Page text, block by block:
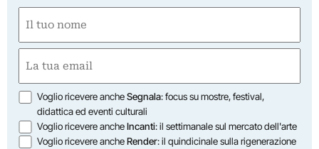
(Obbligatorio)
Nome
(Obbligatorio)
Opzioni
Voglio ricevere ancheSegnala: focus su mostre, festival,
didattica ed eventi culturali
Voglio ricevere ancheIncanti: il settimanale sul mercato dell'arte
Voglio ricevere ancheRender: il quindicinale sulla rigenerazione